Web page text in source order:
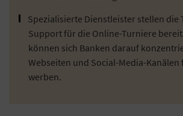
Spezialisierte Dienstleister stellen die
Support für die Online-Turniere
können sich Banken darauf
Webseiten und Social-Media-Kanälen
werben.